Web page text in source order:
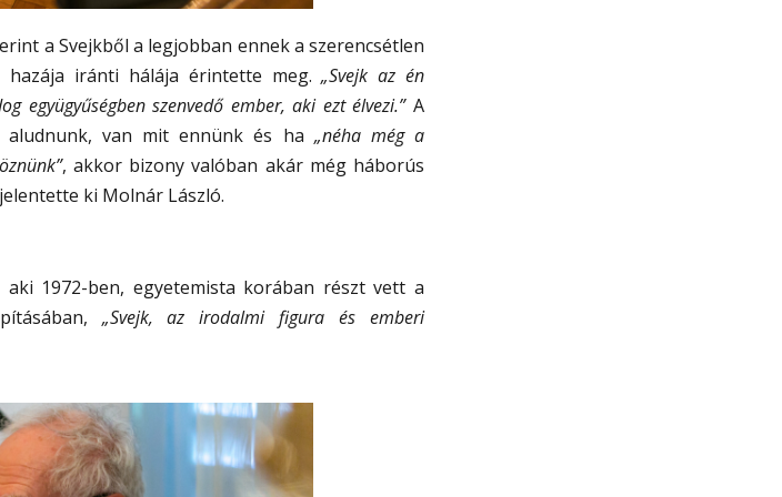
a Svejkből a legjobban ennek a szerencsétlen
hazája iránti hálája érintette meg.„Svejk az én
együgyűségben szenvedő ember, aki ezt élvezi.” A
van mit ennünk és ha „néha még a
, akkor bizony valóban akár még háborús
ki Molnár László.
1972-ben, egyetemista korában részt vett a
„Svejk, az irodalmi figura és emberi